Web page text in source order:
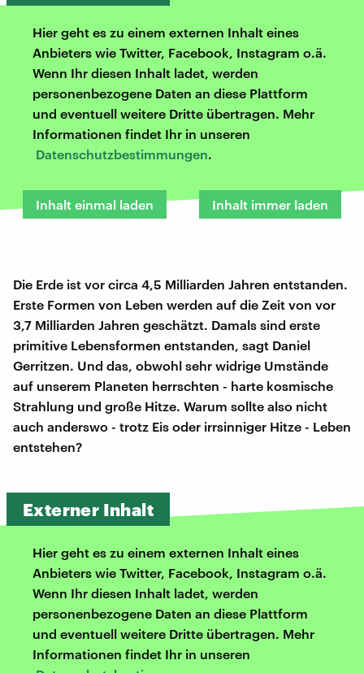
Hier geht es zu einem externen Inhalt eines
Anbieters wie Twitter, Facebook, Instagram o.ä.
Wenn Ihr diesen Inhalt ladet, werden
personenbezogene Daten an diese Plattform
und eventuell weitere Dritte übertragen. Mehr
Informationen findet Ihr in unseren
Datenschutzbestimmungen.
Inhalt einmal laden Inhalt immer laden
Die Erde ist vor circa 4,5 Milliarden Jahren entstanden.
Erste Formen von Leben werden auf die Zeit von vor
3,7 Milliarden Jahren geschätzt. Damals sind erste
primitive Lebensformen entstanden, sagt Daniel
Gerritzen. Und das, obwohl sehr widrige Umstände
auf unserem Planeten herrschten - harte kosmische
Strahlung und große Hitze. Warum sollte also nicht
auch anderswo - trotz Eis oder irrsinniger Hitze - Leben
entstehen?
Externer Inhalt
Hier geht es zu einem externen Inhalt eines
Anbieters wie Twitter, Facebook, Instagram o.ä.
Wenn Ihr diesen Inhalt ladet, werden
personenbezogene Daten an diese Plattform
und eventuell weitere Dritte übertragen. Mehr
Informationen findet Ihr in unseren